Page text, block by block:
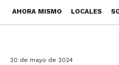
AHORA MISMO LOCALES
20 de mayo de 2024